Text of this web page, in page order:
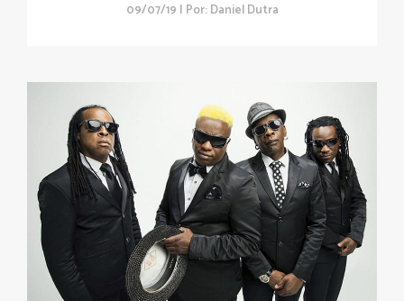
09/07/19 | Por:Daniel Dutra